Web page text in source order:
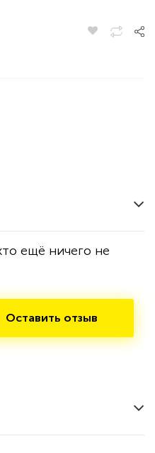
ещё ничего не
Оставить отзыв